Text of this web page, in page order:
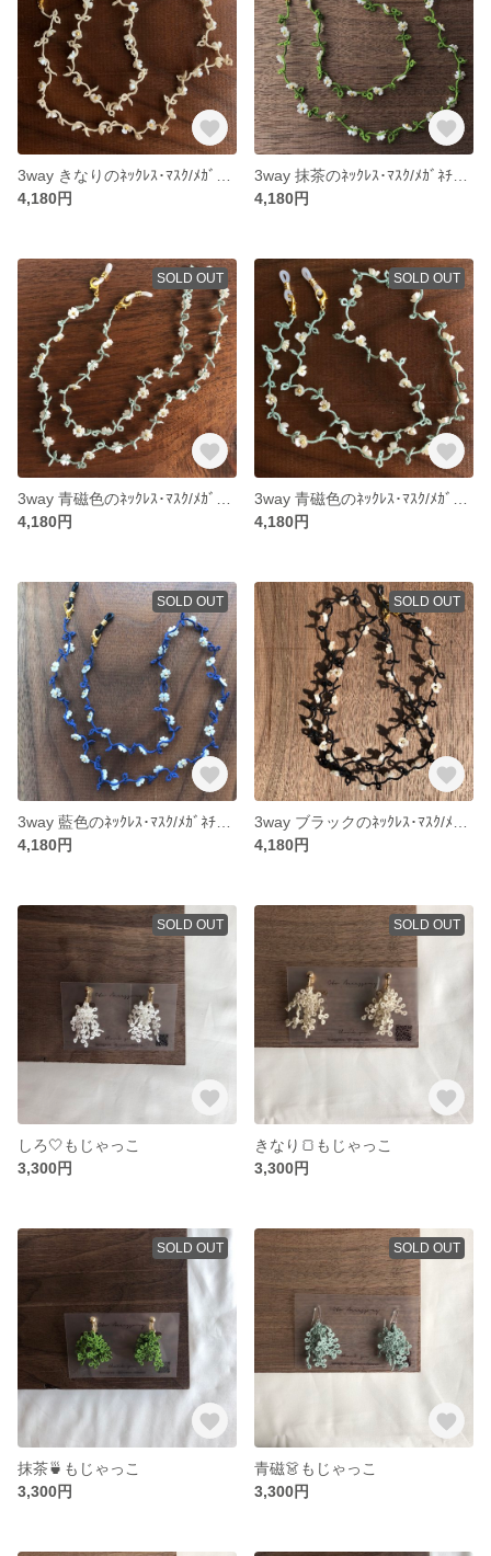
4,180円
4,180円
SOLD OUT
4,180円
SOLD OUT
4,180円
SOLD OUT
4,180円
SOLD OUT
4,180円
SOLD OUT
しろ🤍もじゃっこ
3,300円
SOLD OUT
きなり🍞もじゃっこ
3,300円
SOLD OUT
抹茶🍵もじゃっこ
3,300円
SOLD OUT
青磁👗もじゃっこ
3,300円